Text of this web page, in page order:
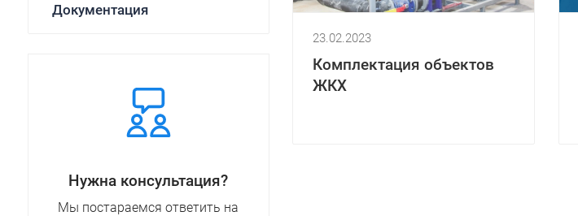
Документация
Нужна консультация?
Мы постараемся ответить на
23.02.2023
Комплектация объектов
ЖКХ